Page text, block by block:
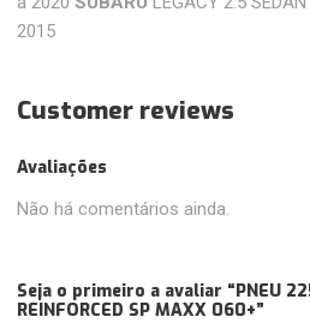
2015
Customer reviews
Avaliações
Não há comentários ainda.
Seja o primeiro a avaliar “PNEU
REINFORCED SP MAXX 060+”